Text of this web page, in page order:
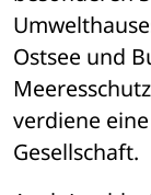
Ostsee und
verdiene
Gesellschaft.